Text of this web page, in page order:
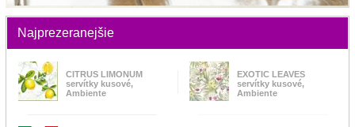
Najprezeranejšie
CITRUS LIMONUM
servítky kusové,
Ambiente
EXOTIC LEAVES
servítky kusové,
Ambiente